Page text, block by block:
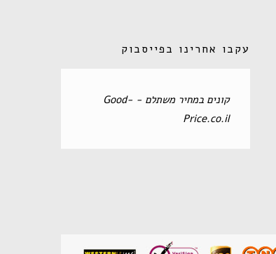
עקבו אחרינו בפייסבוק
‏קונים במחיר משתלם - Good-
Price.co.il‏